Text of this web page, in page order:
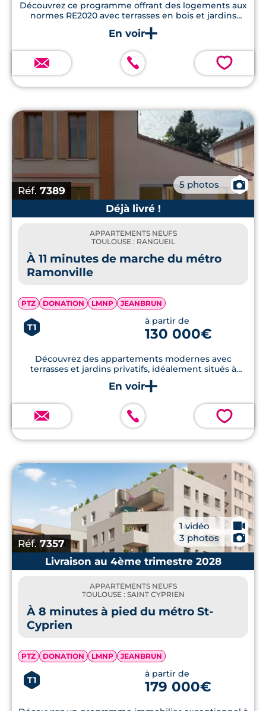
Découvrez ce programme offrant des logements aux
normes RE2020 avec terrasses en bois et jardins
privatifs, à proximité du centre-ville et des
commodités.
💗
Réf. 7389 5 photos
📷
Déjà livré !
APPARTEMENTS NEUFS
TOULOUSE : RANGUEIL
À 11 minutes de marche du métro
Ramonville
PTZ DONATION LMNP JEANBRUN
T1
à partir de
130 000€
Découvrez des appartements modernes avec
terrasses et jardins privatifs, idéalement situés à
proximité de l’Université Paul Sabatier et du métro
de Ramonville, et bâtis dans le respect des normes
💗
Réf.7357
1 vidéo 🎥
3 photos
📷
Livraison au 4ème trimestre 2028
APPARTEMENTS NEUFS
TOULOUSE : SAINT CYPRIEN
À 8 minutes à pied du métro St-
Cyprien
PTZ DONATION LMNP JEANBRUN
T1
à partir de
179 000€